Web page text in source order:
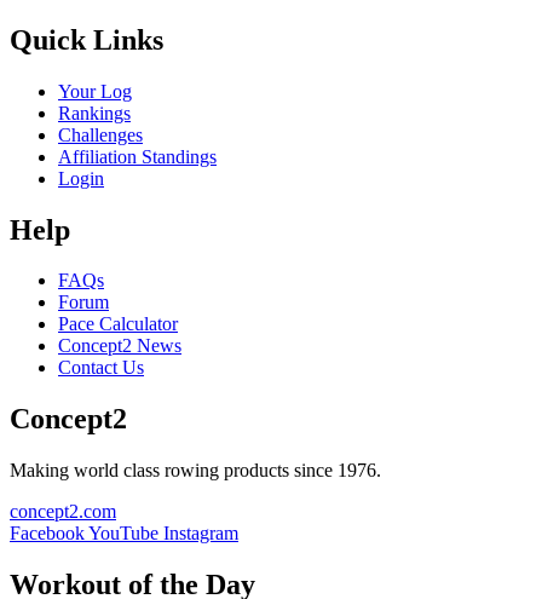
Quick Links
Your Log
Rankings
Challenges
Affiliation Standings
Login
Help
FAQs
Forum
Pace Calculator
Concept2 News
Contact Us
Concept2
Making world class rowing products since 1976.
concept2.com
FacebookYouTube Instagram
Workout of the Day